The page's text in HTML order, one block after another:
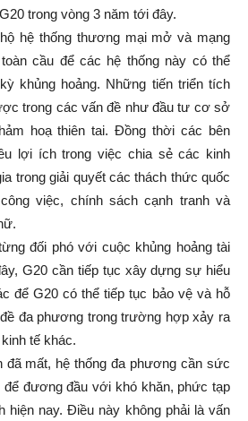
trong vòng 3 năm tới đây.
hệ thống thương mại mở và mạng
cầu để các hệ thống này có thể
khủng hoảng. Những tiến triển tích
trong các vấn đề như đầu tư cơ sở
hoạ thiên tai. Đồng thời các bên
lợi ích trong việc chia sẻ các kinh
trong giải quyết các thách thức quốc
việc, chính sách cạnh tranh và
đối phó với cuộc khủng hoảng tài
G20 cần tiếp tục xây dựng sự hiểu
để G20 có thể tiếp tục bảo vệ và hỗ
đa phương trong trường hợp xảy ra
tế khác.
đã mất, hệ thống đa phương cần sức
đương đầu với khó khăn, phức tạp
hiện nay. Điều này không phải là vấn